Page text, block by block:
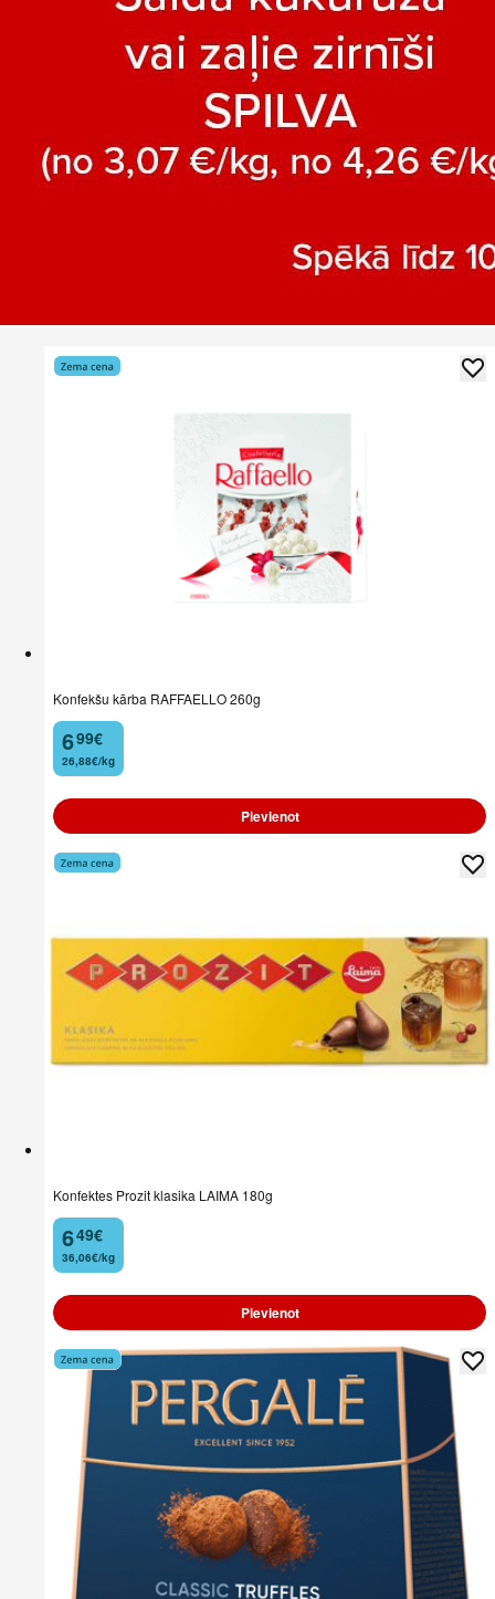
Konfekšu kārba RAFFAELLO 260g
6
. 99€
26,88€/kg
Pievienot
Konfektes Prozit klasika LAIMA 180g
6
. 49€
36,06€/kg
Pievienot